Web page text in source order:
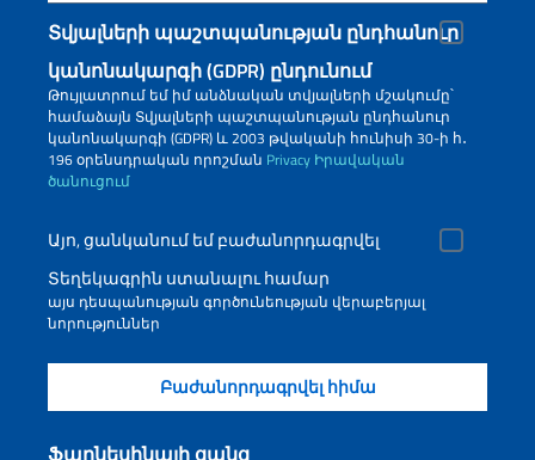
Տվյալների պաշտպանության ընդհանուր
կանոնակարգի (GDPR) ընդունում
Թույլատրում եմ իմ անձնական տվյալների մշակումը՝
համաձայն Տվյալների պաշտպանության ընդհանուր
կանոնակարգի (GDPR) և 2003 թվականի հունիսի 30-ի հ․
196 օրենսդրական որոշման Privacy Իրավական
ծանուցում
Այո, ցանկանում եմ բաժանորդագրվել
Տեղեկագրին ստանալու համար
այս դեսպանության գործունեության վերաբերյալ
նորություններ
Ֆարնեսինայի ցանց